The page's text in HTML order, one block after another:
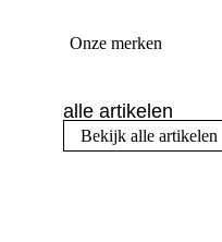
Onze merken
alle artikelen
Bekijk alle artikelen